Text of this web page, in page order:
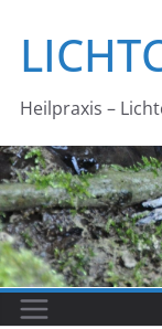
Inhalt
springen
Heilpraxis –